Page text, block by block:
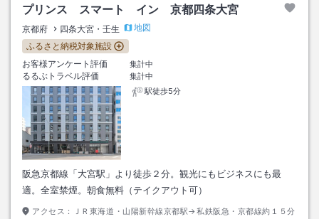
プリンス スマート イン 京都四条大宮
京都府 四条大宮・壬生
地図
ふるさと納税対象施設
お客様アンケート評価
集計中
るるぶトラベル評価
集計中
駅徒歩5分
阪急京都線「大宮駅」より徒歩２分。観光にもビジネスにも最
適。全室禁煙。朝食無料（テイクアウト可）
アクセス：
ＪＲ東海道・山陽新幹線京都駅→私鉄阪急・京都線約１５分